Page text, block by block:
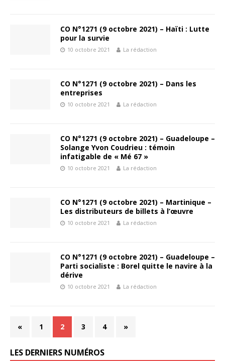
CO N°1271 (9 octobre 2021) – Haïti : Lutte
pour la survie
10 octobre 2021 La rédaction
CO N°1271 (9 octobre 2021) – Dans les
entreprises
10 octobre 2021 La rédaction
CO N°1271 (9 octobre 2021) – Guadeloupe –
Solange Yvon Coudrieu : témoin
infatigable de « Mé 67 »
10 octobre 2021 La rédaction
CO N°1271 (9 octobre 2021) – Martinique –
Les distributeurs de billets à l’œuvre
10 octobre 2021 La rédaction
CO N°1271 (9 octobre 2021) – Guadeloupe –
Parti socialiste : Borel quitte le navire à la
dérive
10 octobre 2021 La rédaction
« 1 2 3 4 »
LES DERNIERS NUMÉROS